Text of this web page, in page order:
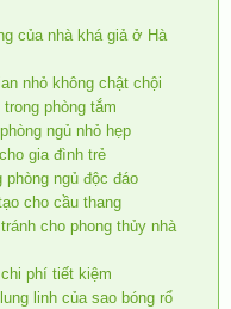
của nhà khá giả ở Hà
nhỏ không chật chội
phòng tắm
ngủ nhỏ hẹp
gia đình trẻ
ngủ độc đáo
cho cầu thang
cho phong thủy nhà
phí tiết kiệm
linh của sao bóng rổ